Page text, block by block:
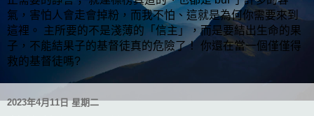
氣，害怕人會走會掉粉，而我不怕、這就是為何你需要來到
這裡。 主所要的不是淺薄的「信主」，而是要結出生命的果
子，不能結果子的基督徒真的危險了！ 你還在當一個僅僅得
救的基督徒嗎?
2023年4月11日 星期二